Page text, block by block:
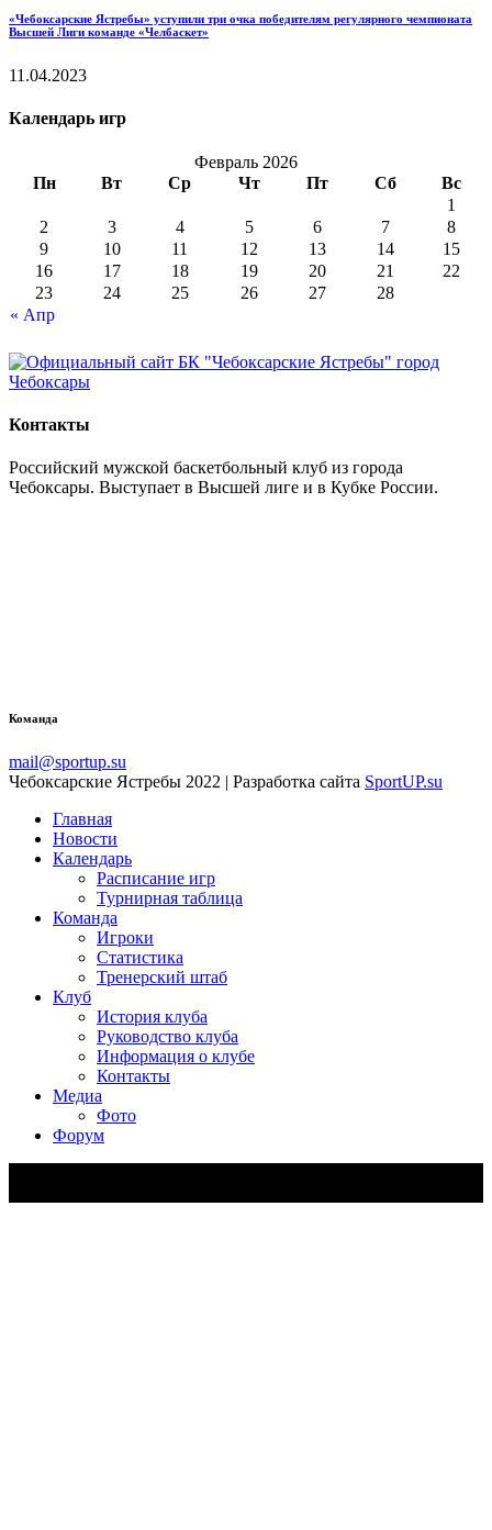
«Чебоксарские Ястребы» уступили три очка победителям регулярного чемпионата
Высшей Лиги команде «Челбаскет»
11.04.2023
Календарь игр
Февраль 2026
Пн
Вт Ср Чт Пт Сб Вс
« Апр
1
2
3 4 5 6 7
8
9
10 11 12 13 14
15
16
17 18 19 20 21
22
23
24 25 26 27 28
Контакты
Российский мужской баскетбольный клуб из города
Чебоксары. Выступает в Высшей лиге и в Кубке России.
Команда
mail@sportup.su
Чебоксарские Ястребы 2022 | Разработка сайта SportUP.su
Главная
Новости
Календарь
Расписание игр
Турнирная таблица
Команда
Игроки
Статистика
Тренерский штаб
Клуб
История клуба
Руководство клуба
Информация о клубе
Контакты
Медиа
Фото
Форум